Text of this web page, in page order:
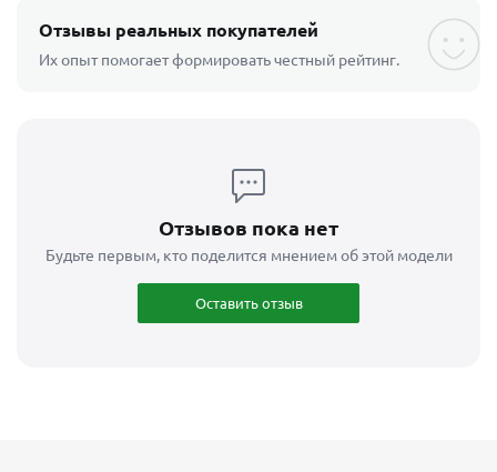
Отзывы реальных покупателей
Их опыт помогает формировать честный рейтинг.
Отзывов пока нет
Будьте первым, кто поделится мнением об этой модели
Оставить отзыв